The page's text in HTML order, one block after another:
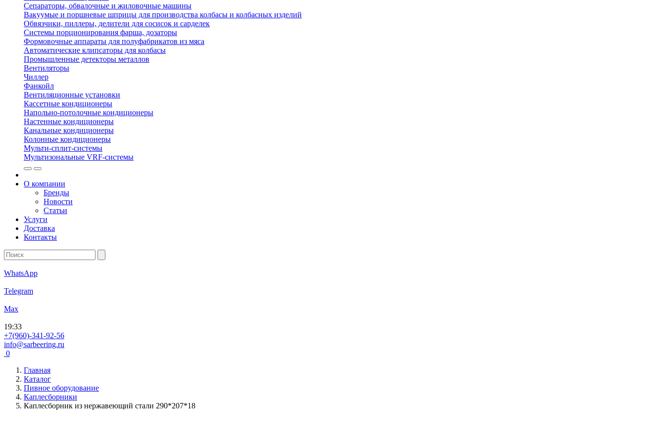
Сепараторы, обвалочные и жиловочные машины
Вакуумые и поршневые шприцы для производства колбасы и колбасных изделий
Обвязчики, пиллеры, делители для сосисок и сарделек
Системы порционирования фарша, дозаторы
Формовочные аппараты для полуфабрикатов из мяса
Автоматические клипсаторы для колбасы
Промышленные детекторы металлов
Вентиляторы
Чиллер
Фанкойл
Вентиляционные установки
Кассетные кондиционеры
Напольно-потолочные кондиционеры
Настенные кондиционеры
Канальные кондиционеры
Колонные кондиционеры
Мульти-сплит-системы
Мультизональные VRF-системы
О компании
Бренды
Новости
Статьи
Услуги
Доставка
Контакты
WhatsApp
Telegram
Max
19:33
+7(960)-341-92-56
info@sarbeering.ru
0
Главная
Каталог
Пивное оборудование
Каплесборники
Каплесборник из нержавеющий стали 290*207*18